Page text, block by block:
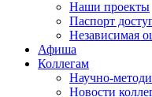
Наши проекты
Паспорт
Независимая
Афиша
Коллегам
Научно-
Новости